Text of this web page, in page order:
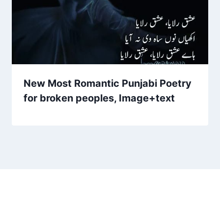
New Most Romantic Punjabi Poetry
for broken peoples, Image+text